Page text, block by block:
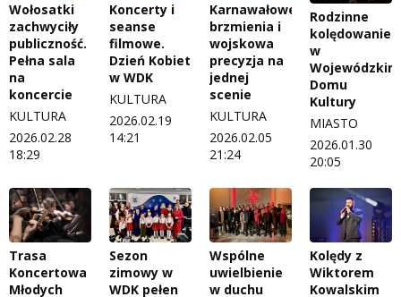
Wołosatki
zachwyciły
publiczność.
Pełna sala
na
koncercie
KULTURA
2026.02.28
18:29
Koncerty i
seanse
filmowe.
Dzień Kobiet
w WDK
KULTURA
2026.02.19
14:21
Karnawałowe
brzmienia i
wojskowa
precyzja na
jednej
scenie
KULTURA
2026.02.05
21:24
Rodzinne
kolędowanie
w
Wojewódzkim
Domu
Kultury
MIASTO
2026.01.30
20:05
Trasa
Koncertowa
Młodych
Sezon
zimowy w
WDK pełen
Wspólne
uwielbienie
w duchu
Kolędy z
Wiktorem
Kowalskim